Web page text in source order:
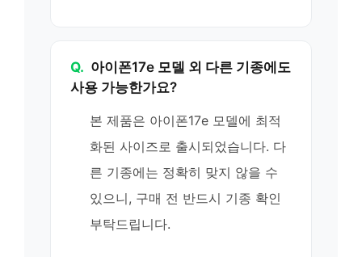
Q. 아이폰17e 모델 외 다른 기종에도
사용 가능한가요?
본 제품은 아이폰17e 모델에 최적
화된 사이즈로 출시되었습니다. 다
른 기종에는 정확히 맞지 않을 수
있으니, 구매 전 반드시 기종 확인
부탁드립니다.